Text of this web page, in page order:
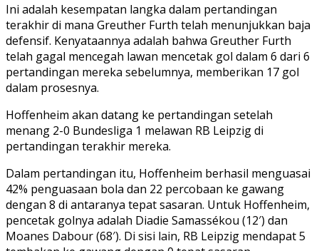
Ini adalah kesempatan langka dalam pertandingan
terakhir di mana Greuther Furth telah menunjukkan baja
defensif. Kenyataannya adalah bahwa Greuther Furth
telah gagal mencegah lawan mencetak gol dalam 6 dari 6
pertandingan mereka sebelumnya, memberikan 17 gol
dalam prosesnya.
Hoffenheim akan datang ke pertandingan setelah
menang 2-0 Bundesliga 1 melawan RB Leipzig di
pertandingan terakhir mereka.
Dalam pertandingan itu, Hoffenheim berhasil menguasai
42% penguasaan bola dan 22 percobaan ke gawang
dengan 8 di antaranya tepat sasaran. Untuk Hoffenheim,
pencetak golnya adalah Diadie Samassékou (12′) dan
Moanes Dabour (68′). Di sisi lain, RB Leipzig mendapat 5